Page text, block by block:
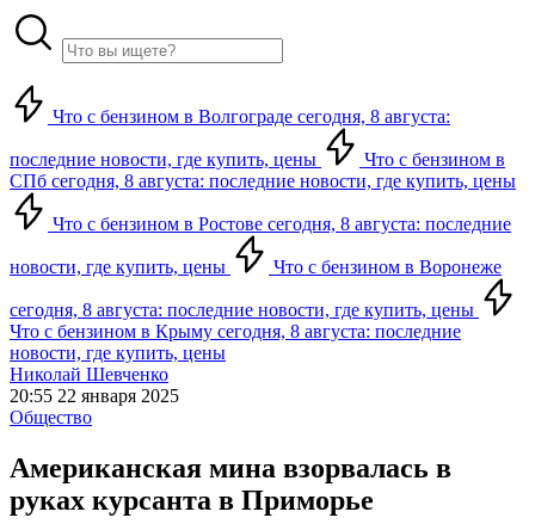
Что с бензином в Волгограде сегодня, 8 августа:
последние новости, где купить, цены
Что с бензином в
СПб сегодня, 8 августа: последние новости, где купить, цены
Что с бензином в Ростове сегодня, 8 августа: последние
новости, где купить, цены Что с бензином в Воронеже
сегодня, 8 августа: последние новости, где купить, цены
Что с бензином в Крыму сегодня, 8 августа: последние
новости, где купить, цены
Николай Шевченко
20:55 22 января 2025
Общество
Американская мина взорвалась в
руках курсанта в Приморье